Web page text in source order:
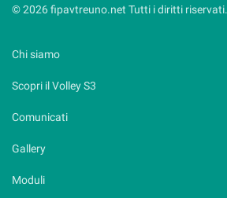
© 2026 fipavtreuno.net Tutti i diritti riservati.
Chi siamo
Scopri il Volley S3
Comunicati
Gallery
Moduli